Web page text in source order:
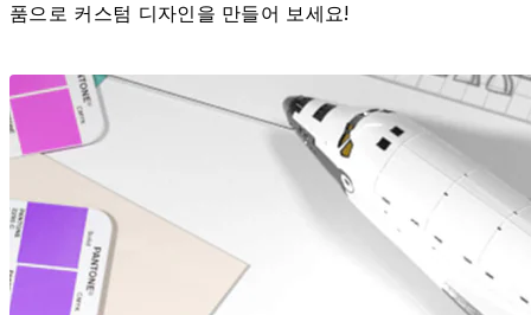
품으로 커스텀 디자인을 만들어 보세요!